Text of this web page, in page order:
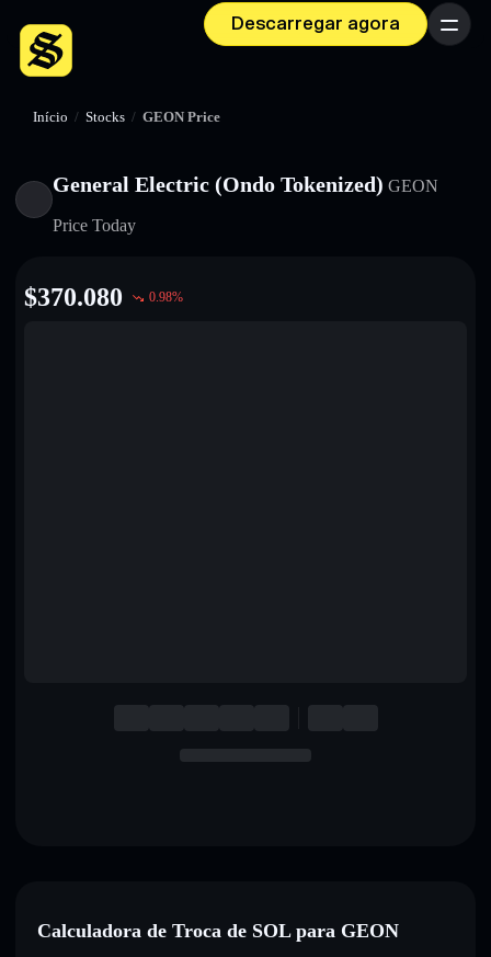
Descarregar agora Menu
Início / Stocks / GEON Price
General Electric (Ondo Tokenized) GEON
Price Today
$370.080 0.98%
Calculadora de Troca de SOL para GEON